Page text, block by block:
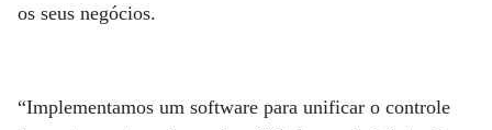
os seus negócios.
“Implementamos um software para unificar o controle